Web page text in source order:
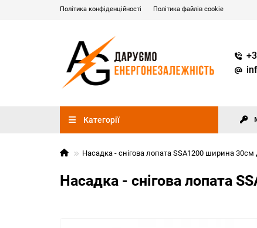
Політика конфіденційності Політика файлів cookie
Категорії
Насадка - снігова лопата SSA1200 ширина 30см
Насадка - снігова лопата